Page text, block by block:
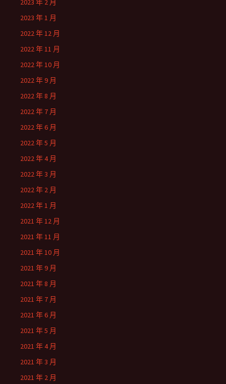
2023 年 2 月
2023 年 1 月
2022 年 12 月
2022 年 11 月
2022 年 10 月
2022 年 9 月
2022 年 8 月
2022 年 7 月
2022 年 6 月
2022 年 5 月
2022 年 4 月
2022 年 3 月
2022 年 2 月
2022 年 1 月
2021 年 12 月
2021 年 11 月
2021 年 10 月
2021 年 9 月
2021 年 8 月
2021 年 7 月
2021 年 6 月
2021 年 5 月
2021 年 4 月
2021 年 3 月
2021 年 2 月